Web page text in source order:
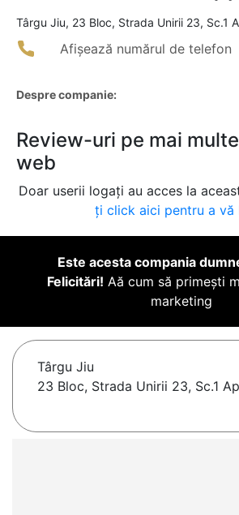
Târgu Jiu, 23 Bloc, Strada Unirii 23, Sc.1
Afișează numărul de telefon
Despre companie:
Review-uri pe mai
web
Doar userii logați au acces la
ți click aici pentru a vă
Este acesta compania
Felicitări! Aă cum să primești
marketing
Târgu Jiu
23 Bloc, Strada Unirii 23, Sc.1